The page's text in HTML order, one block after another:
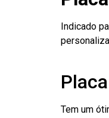
Indicado
Tem um